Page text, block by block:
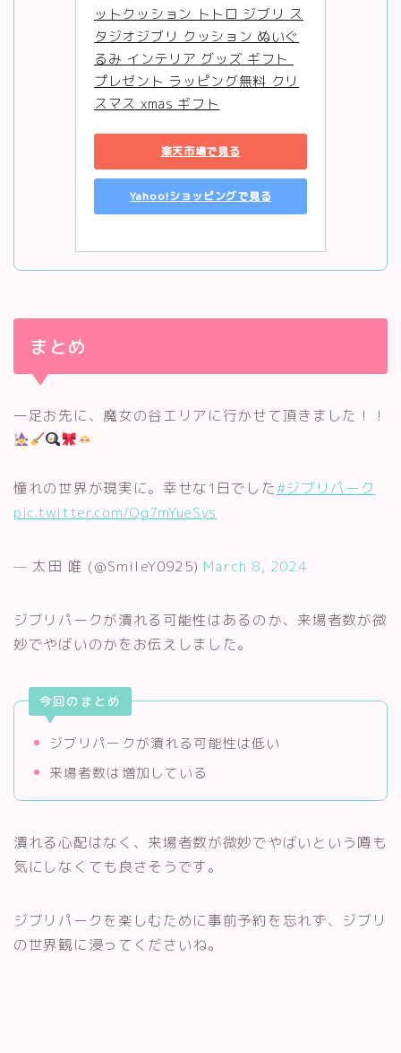
ットクッション トトロ ジブリ ス
タジオジブリ クッション ぬいぐ
るみ インテリア グッズ ギフト
プレゼント ラッピング無料 クリ
スマス xmas ギフト
楽天市場で見る
Yahoo!ショッピングで見る
まとめ
一足お先に、魔女の谷エリアに行かせて頂きました！！
憧れの世界が現実に。幸せな1日でした#ジブリパーク
pic.twitter.com/Qg7mYueSys
— 太田 唯 (@SmileY0925) March 8, 2024
ジブリパークが潰れる可能性はあるのか、来場者数が微
妙でやばいのかをお伝えしました。
今回のまとめ
ジブリパークが潰れる可能性は低い
来場者数は増加している
潰れる心配はなく、来場者数が微妙でやばいという噂も
気にしなくても良さそうです。
ジブリパークを楽しむために事前予約を忘れず、ジブリ
の世界観に浸ってくださいね。